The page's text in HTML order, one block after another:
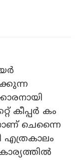
കീപ്പർ കം
ചെന്നൈ
എത്രകാലം